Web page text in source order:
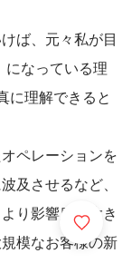
ば、元々私が目
になっている理
に理解できると
ペレーションを
及させるなど、
り影響度の大き
模なお客様の新